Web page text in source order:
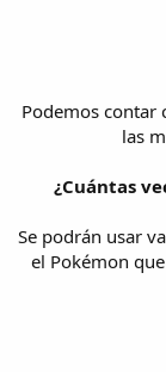
Podemos
las
¿Cuántas
Se podrán usar
el Pokémon